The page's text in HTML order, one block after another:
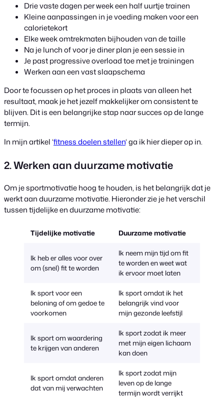
Drie vaste dagen per week een half uurtje trainen
Kleine aanpassingen in je voeding maken voor een
calorietekort
Elke week omtrekmaten bijhouden van de taille
Na je lunch of voor je diner plan je een sessie in
Je past progressive overload toe met je trainingen
Werken aan een vast slaapschema
Door te focussen op het proces in plaats van alleen het
resultaat, maak je het jezelf makkelijker om consistent te
blijven. Dit is een belangrijke stap naar succes op de lange
termijn.
In mijn artikel ‘fitness doelen stellen‘ ga ik hier dieper op in.
2. Werken aan duurzame motivatie
Om je sportmotivatie hoog te houden, is het belangrijk dat je
werkt aan duurzame motivatie. Hieronder zie je het verschil
tussen tijdelijke en duurzame motivatie:
Tijdelijke motivatie Duurzame motivatie
Ik heb er alles voor over
om (snel) fit te worden
Ik neem mijn tijd om fit
te worden en weet wat
ik ervoor moet laten
Ik sport voor een
beloning of om gedoe te
voorkomen
Ik sport omdat ik het
belangrijk vind voor
mijn gezonde leefstijl
Ik sport om waardering
te krijgen van anderen
Ik sport zodat ik meer
met mijn eigen lichaam
kan doen
Ik sport omdat anderen
dat van mij verwachten
Ik sport zodat mijn
leven op de lange
termijn wordt verrijkt